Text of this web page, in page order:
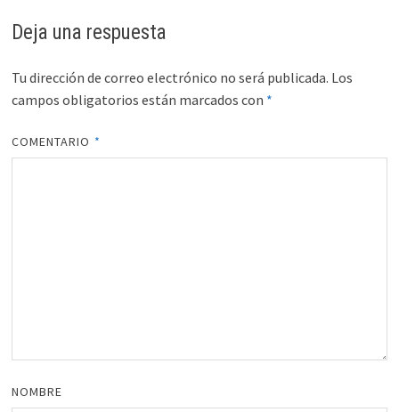
Deja una respuesta
Tu dirección de correo electrónico no será publicada. Los
campos obligatorios están marcados con *
COMENTARIO *
NOMBRE